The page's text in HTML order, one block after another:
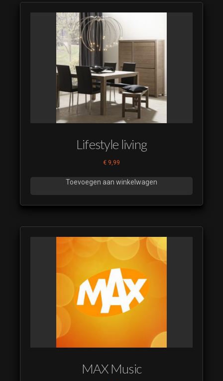
Lifestyle living
€ 9,99
Toevoegen aan winkelwagen
MAX Music